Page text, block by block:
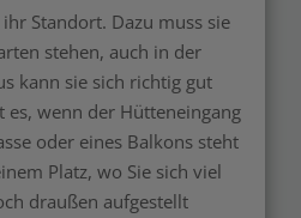
Standort. Dazu muss sie
stehen, auch in der
kann sie sich richtig gut
es, wenn der Hütteneingang
oder eines Balkons steht
Platz, wo Sie sich viel
draußen aufgestellt